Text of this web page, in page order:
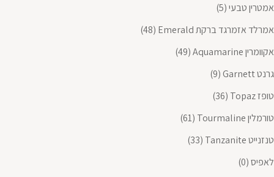
אמטרין טבעי(5)
אמרלד אזמרגד ברקת Emerald
(48)
אקוומרין Aquamarine
(49)
גרנט Garnett
(9)
טופז Topaz
(36)
טורמלין Tourmaline
(61)
טנזנייט Tanzanite
(33)
לאפיס(0)